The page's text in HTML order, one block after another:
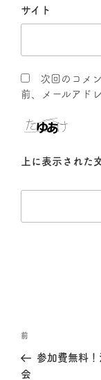
サイト
次回のコメ
前、メールアド
上に表示された
前
参加費無料
会